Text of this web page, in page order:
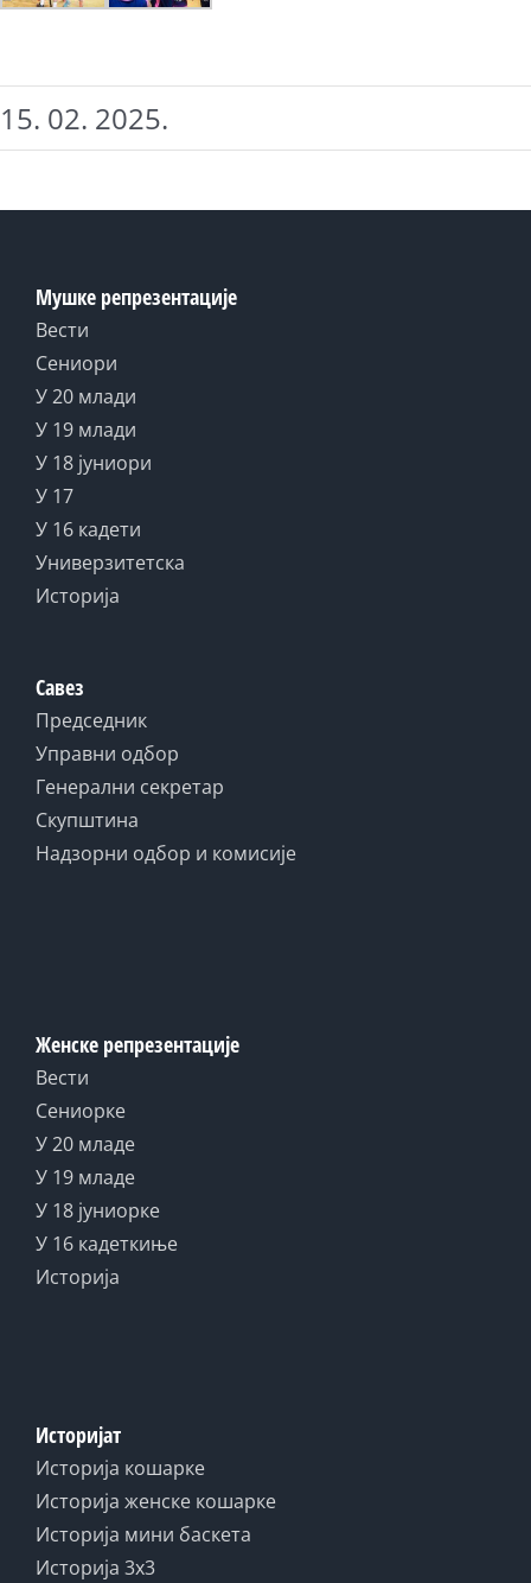
15. 02. 2025.
Мушке репрезентације
Вести
Сениори
У 20 млади
У 19 млади
У 18 јуниори
У 17
У 16 кадети
Универзитетска
Историја
Савез
Председник
Управни одбор
Генерални секретар
Скупштина
Надзорни одбор и комисије
Женске репрезентације
Вести
Сениорке
У 20 младе
У 19 младе
У 18 јуниорке
У 16 кадеткиње
Историја
Историјат
Историја кошарке
Историја женске кошарке
Историја мини баскета
Историја 3x3